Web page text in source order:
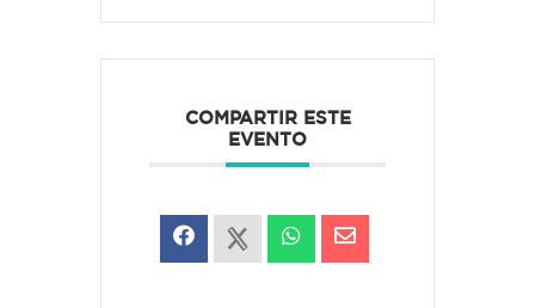
COMPARTIR ESTE
EVENTO